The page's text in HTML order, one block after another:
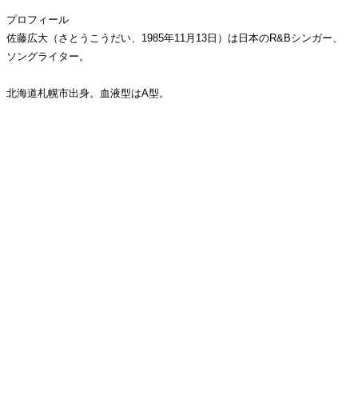
プロフィール
佐藤広大（さとうこうだい、1985年11月13日）は日本のR&Bシンガー、
ソングライター。
北海道札幌市出身。血液型はA型。